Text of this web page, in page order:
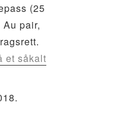
(25
pair,
et såkalt